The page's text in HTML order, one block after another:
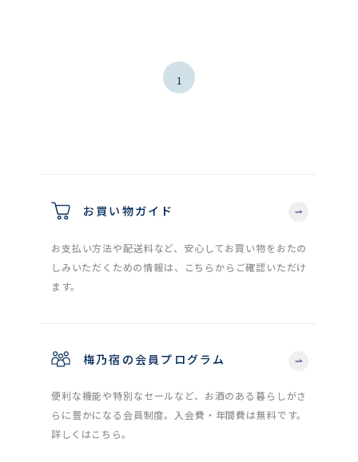
1
お買い物ガイド
お支払い方法や配送料など、安心してお買い物をおたの
しみいただくための情報は、こちらからご確認いただけ
ます。
梅乃宿の会員プログラム
便利な機能や特別なセールなど、お酒のある暮らしがさ
らに豊かになる会員制度。入会費・年間費は無料です。
詳しくはこちら。